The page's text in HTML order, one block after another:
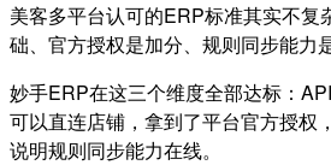
美客多平台认可的ERP标准其实不复
础、官方授权是加分、规则同步能力
妙手ERP在这三个维度全部达标：
可以直连店铺，拿到了平台官方授权
说明规则同步能力在线。